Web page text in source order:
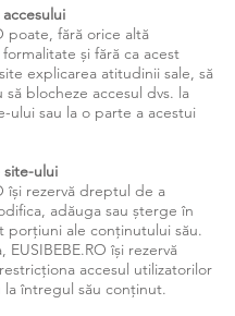
poate, fără orice altă
și fără ca acest
explicarea atitudinii sale, să
să blocheze accesul dvs. la
ului sau la o parte a acestui
site-ului
își rezervă dreptul de a
adăuga sau șterge în
porțiuni ale conținutului său.
EUSIBEBE.RO își rezervă
accesul utilizatorilor
la întregul său conținut.